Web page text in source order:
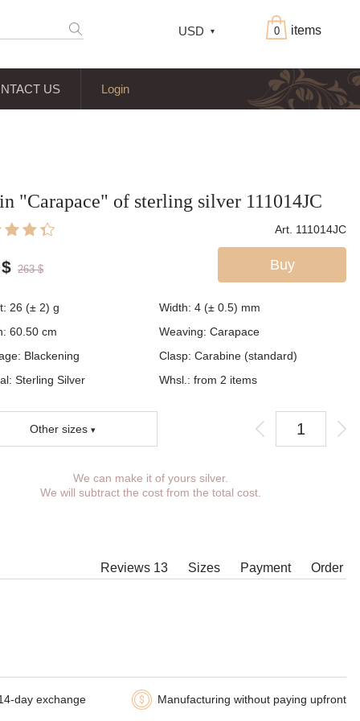
items
0
USD
US Login
"Carapace" of sterling silver 111014JC
Art. 111014JC
Buy
$ 263 $
26 (± 2) g Width:4 (± 0.5) mm
60.50 cm Weaving:Carapace
Blackening Clasp:Carabine (standard)
Sterling Silver
Whsl.: from 2 items
Other sizes
You can choose coverage, weight, length,
width, clasp.
We can make it of yours silver.
We will subtract the cost from the total cost.
Reviews 13 Order
Payment
Sizes
day exchange Manufacturing without paying upfront